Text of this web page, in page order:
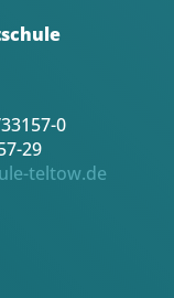
0
29
teltow.de